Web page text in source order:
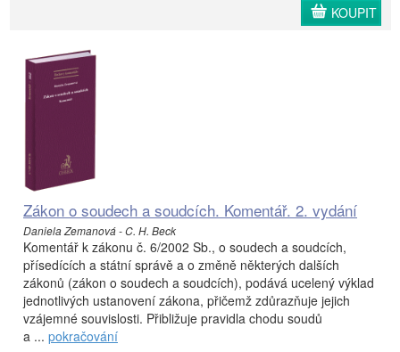
KOUPIT
Zákon o soudech a soudcích. Komentář. 2. vydání
Daniela Zemanová - C. H. Beck
Komentář k zákonu č. 6/2002 Sb., o soudech a soudcích,
přísedících a státní správě a o změně některých dalších
zákonů (zákon o soudech a soudcích), podává ucelený výklad
jednotlivých ustanovení zákona, přičemž zdůrazňuje jejich
vzájemné souvislosti. Přibližuje pravidla chodu soudů
a ... pokračování